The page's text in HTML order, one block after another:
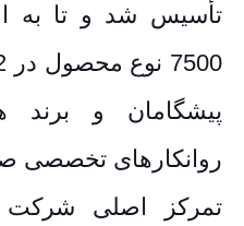
تأسیس شد و تا به
پیشگامان و برند
روانکارهای تخصصی
تمرکز اصلی شرکت